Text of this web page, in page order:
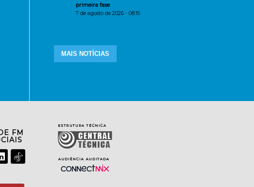
primeira fase
7 de agosto de 2026 - 08:15
MAIS NOTÍCIAS
FM